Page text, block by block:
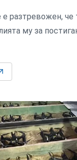
разтревожен, че
му за